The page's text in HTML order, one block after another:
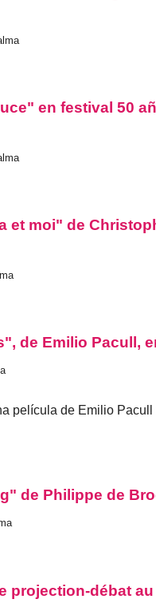
en festival 50
et moi" de
de Emilio Pacull,
película de Emilio
de Philippe de
projection-débat